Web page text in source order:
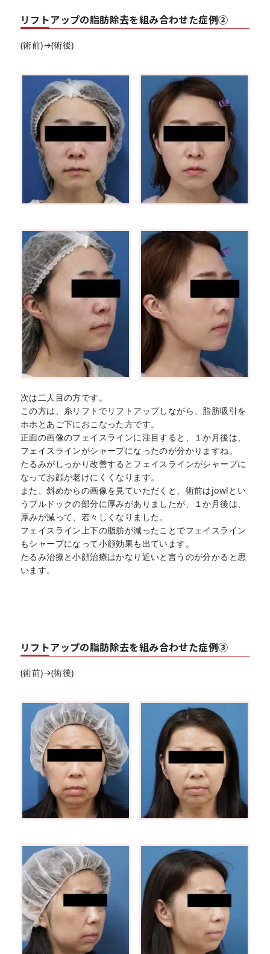
リフトアップの脂肪除去を組み合わせた症例②
(術前)→(術後)
次は二人目の方です。
この方は、糸リフトでリフトアップしながら、脂肪吸引を
ホホとあご下におこなった方です。
正面の画像のフェイスラインに注目すると、１か月後は、
フェイスラインがシャープになったのが分かりますね。
たるみがしっかり改善するとフェイスラインがシャープに
なってお顔が老けにくくなります。
また、斜めからの画像を見ていただくと、術前はjowlとい
うブルドックの部分に厚みがありましたが、１か月後は、
厚みが減って、若々しくなりました。
フェイスライン上下の脂肪が減ったことでフェイスライン
もシャープになって小顔効果も出ています。
たるみ治療と小顔治療はかなり近いと言うのが分かると思
います。
リフトアップの脂肪除去を組み合わせた症例③
(術前)→(術後)